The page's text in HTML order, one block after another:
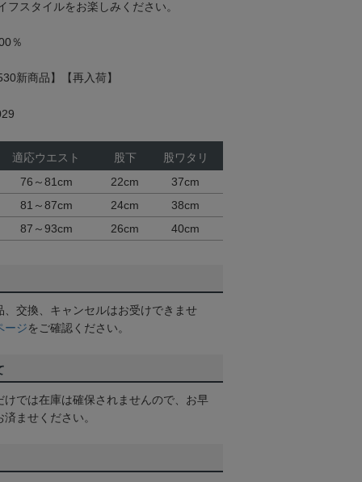
フスタイルをお楽しみください。
％
新商品】【再入荷】
適応ウエスト 股下
股ワタリ
76～81cm
22cm
37cm
81～87cm
24cm
38cm
87～93cm
26cm 40cm
交換、キャンセルはお受けできませ
ージをご確認ください。
けでは在庫は確保されませんので、お早
ませください。